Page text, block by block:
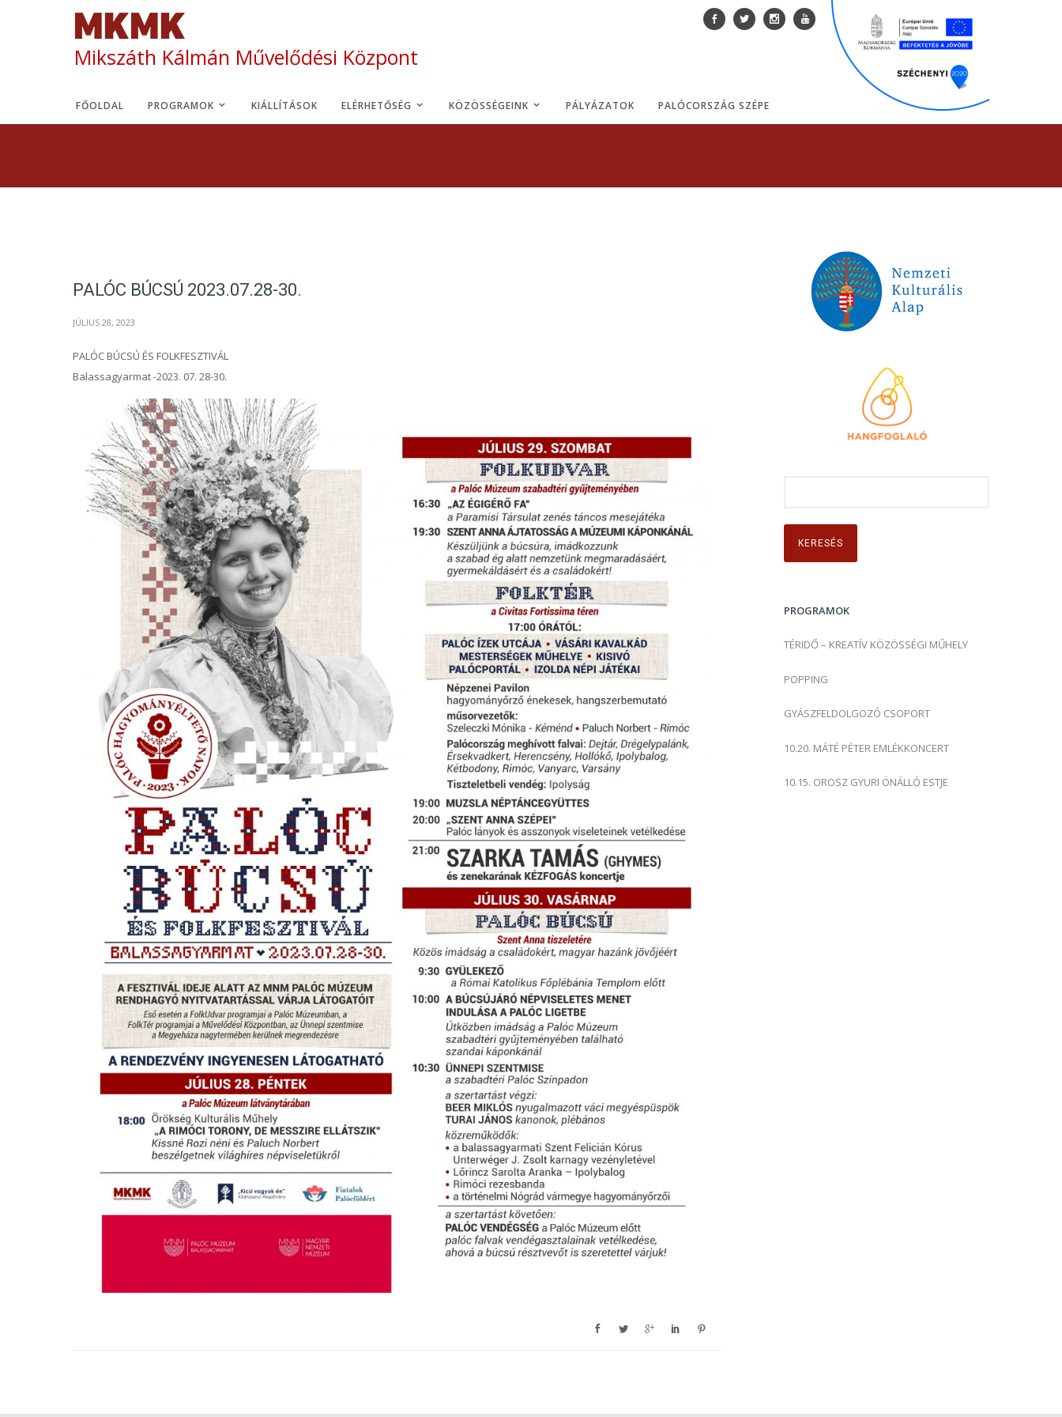
Mikszáth Kálmán Művelődési Központ
FŐOLDAL PROGRAMOK KIÁLLÍTÁSOK ELÉRHETŐSÉG KÖZÖSSÉGEINK PÁLYÁZATOK PALÓCORSZÁG SZÉPE
PALÓC BÚCSÚ 2023.07.28-30.
JÚLIUS 28, 2023
PALÓC BÚCSÚ ÉS FOLKFESZTIVÁL
Balassagyarmat -2023. 07. 28-30.
r
s
:PROGRAMOK
TÉRIDŐ – KREATÍV KÖZÖSSÉGI MŰHELY
POPPING
GYÁSZFELDOLGOZÓ CSOPORT
10.20. MÁTÉ PÉTER EMLÉKKONCERT
10.15. OROSZ GYURI ÖNÁLLÓ ESTJE